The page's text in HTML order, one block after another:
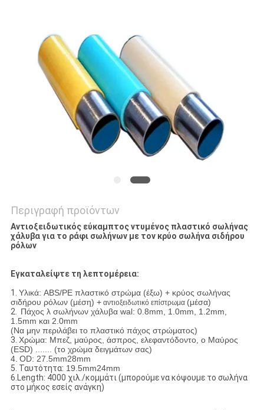
Περιγραφή προϊόντων
Αντιοξειδωτικός εύκαμπτος ντυμένος πλαστικό σωλήνας
χάλυβα για το ράφι σωλήνων με τον κρύο σωλήνα σιδήρου
ρόλων
Εγκαταλείψτε τη λεπτομέρεια:
1. Υλικά: ABS/PE πλαστικό στρώμα (έξω) + κρύος σωλήνας
σιδήρου ρόλων (μέση) + αντιοξειδωτικό επίστρωμα (μέσα)
2. Πάχος λ σωλήνων χάλυβα wal: 0.8mm, 1.0mm, 1.2mm,
1.5mm και 2.0mm
(Να μην περιλάβει το πλαστικό πάχος στρώματος)
3. Χρώμα: Μπεζ, μαύρος, άσπρος, ελεφαντόδοντο, ο Μαύρος
(ESD) ....... (το χρώμα δειγμάτων σας)
4. OD: 27.5mm28mm
5. Ταυτότητα: 19.5mm24mm
6.Length: 4000 χιλ./κομμάτι (μπορούμε να κόψουμε το σωλήνα
στο μήκος εσείς ανάγκη)